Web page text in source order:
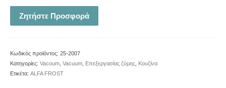
Ζητήστε Προσφορά
Κωδικός προϊόντος: 25-2007
Κατηγορίες: Vacoum Vacuum Επεξεργασίας ζύμης Κουζίνα
Ετικέτα: ALFA FROST